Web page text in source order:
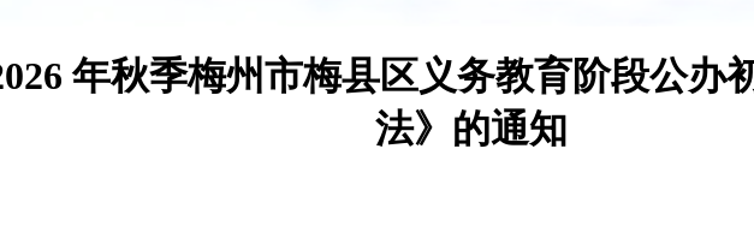
年秋季梅州市梅县区义务教育阶段公办
法》的通知